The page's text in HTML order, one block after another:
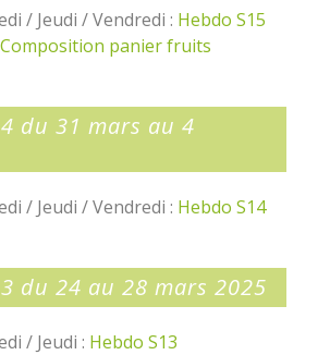
/ Jeudi / Vendredi : Hebdo S15
Composition panier fruits
du 31 mars au 4
/ Jeudi / Vendredi : Hebdo S14
du 24 au 28 mars 2025
/ Jeudi : Hebdo S13